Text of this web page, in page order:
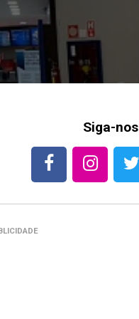
Siga-nos